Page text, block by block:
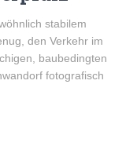
stabilem
den Verkehr im
baubedingten
fotografisch